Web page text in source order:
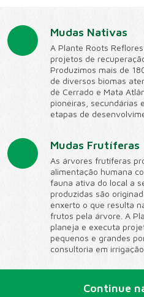
Mudas Nativas
A Plante Roots
projetos de
Produzimos mais de
de diversos biomas
de Cerrado e Mata
pioneiras, secundárias
etapas de
Mudas Frutíferas
As árvores frutíferas
alimentação humana
fauna ativa do local a
produzidas são
enxerto o que resulta
frutos pela árvore. A
planeja e executa
pequenos e grandes
consultoria em
Continue